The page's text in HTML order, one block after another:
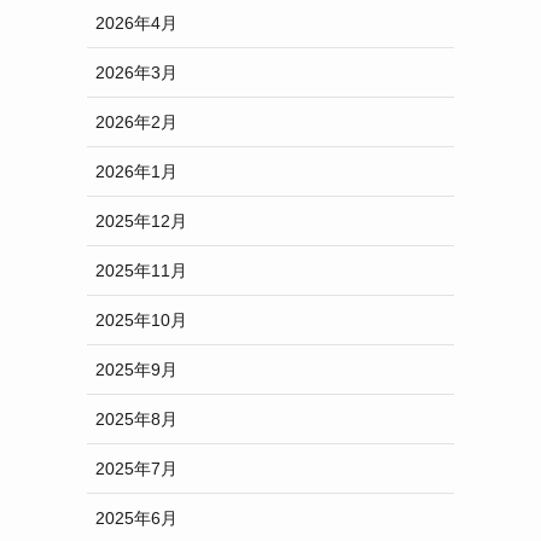
2026年4月
2026年3月
2026年2月
2026年1月
2025年12月
2025年11月
2025年10月
2025年9月
2025年8月
2025年7月
2025年6月